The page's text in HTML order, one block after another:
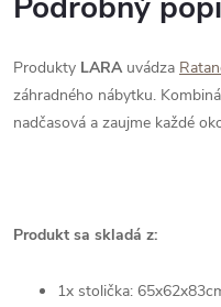
Produkty LARA uvádza
záhradného nábytku.
nadčasová a zaujme každé
Produkt sa skladá z:
1x stolička: 65